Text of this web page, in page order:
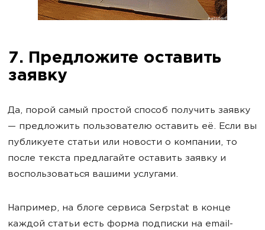
7. Предложите оставить
заявку
Да, порой самый простой способ получить заявку
— предложить пользователю оставить её. Если вы
публикуете статьи или новости о компании, то
после текста предлагайте оставить заявку и
воспользоваться вашими услугами.
Например, на блоге сервиса Serpstat в конце
каждой статьи есть форма подписки на email-